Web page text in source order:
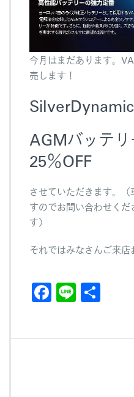
今月はまだあります。
売します！
AGMバッテ
25％OFF
させていただきます。
すのでお問い合わせく
す）
それではみなさんご来店
F Li